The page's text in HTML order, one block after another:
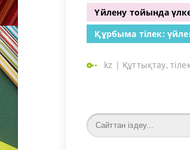
Үйлену тойында
Құрбыма тілек:
kz | Құттықтау,